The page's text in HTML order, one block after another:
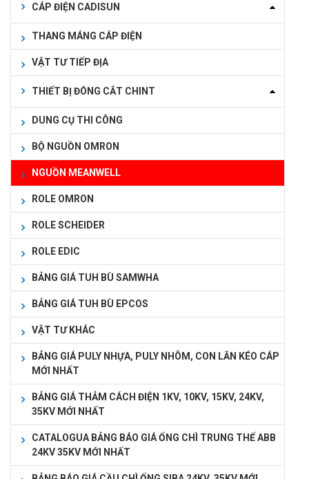
CÁP ĐIỆN CADISUN
THANG MÁNG CÁP ĐIỆN
VẬT TƯ TIẾP ĐỊA
THIẾT BỊ ĐÓNG CẮT CHINT
DUNG CỤ THI CÔNG
BỘ NGUỒN OMRON
NGUỒN MEANWELL
ROLE OMRON
ROLE SCHEIDER
ROLE EDIC
BẢNG GIÁ TUH BÙ SAMWHA
BẢNG GIÁ TUH BÙ EPCOS
VẬT TƯ KHÁC
BẢNG GIÁ PULY NHỰA, PULY NHÔM, CON LĂN KÉO CÁP
MỚI NHẤT
BẢNG GIÁ THẢM CÁCH ĐIỆN 1KV, 10KV, 15KV, 24KV,
35KV MỚI NHẤT
CATALOGUA BẢNG BÁO GIÁ ỐNG CHÌ TRUNG THẾ ABB
24KV 35KV MỚI NHẤT